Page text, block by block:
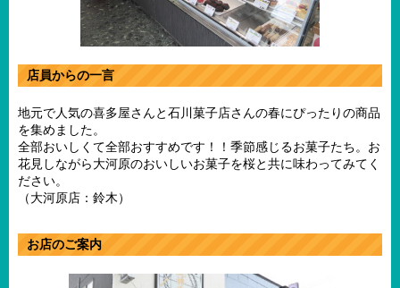
店員からの一言
地元で人気の喜多屋さんと石川菓子店さんの春にぴったりの商品
を集めました。
全部おいしくて全部おすすめです！！季節感じるお菓子たち。お
花見しながら大河原のおいしいお菓子を桜と共に味わってみてく
ださい。
（大河原店：鈴木）
お店のご案内